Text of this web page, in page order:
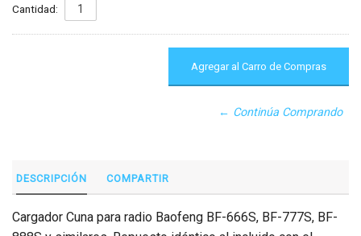
Cantidad:
← Continúa Comprando
DESCRIPCIÓN COMPARTIR
Cargador Cuna para radio Baofeng BF-666S, BF-777S, BF-